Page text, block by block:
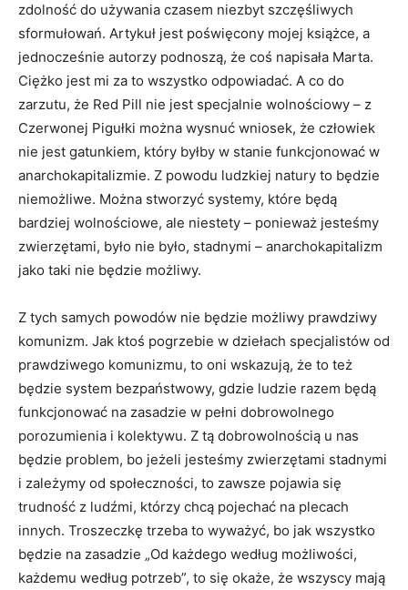
zdolność do używania czasem niezbyt szczęśliwych
sformułowań. Artykuł jest poświęcony mojej książce, a
jednocześnie autorzy podnoszą, że coś napisała Marta.
Ciężko jest mi za to wszystko odpowiadać. A co do
zarzutu, że Red Pill nie jest specjalnie wolnościowy – z
Czerwonej Pigułki można wysnuć wniosek, że człowiek
nie jest gatunkiem, który byłby w stanie funkcjonować w
anarchokapitalizmie. Z powodu ludzkiej natury to będzie
niemożliwe. Można stworzyć systemy, które będą
bardziej wolnościowe, ale niestety – ponieważ jesteśmy
zwierzętami, było nie było, stadnymi – anarchokapitalizm
jako taki nie będzie możliwy.
Z tych samych powodów nie będzie możliwy prawdziwy
komunizm. Jak ktoś pogrzebie w dziełach specjalistów od
prawdziwego komunizmu, to oni wskazują, że to też
będzie system bezpaństwowy, gdzie ludzie razem będą
funkcjonować na zasadzie w pełni dobrowolnego
porozumienia i kolektywu. Z tą dobrowolnością u nas
będzie problem, bo jeżeli jesteśmy zwierzętami stadnymi
i zależymy od społeczności, to zawsze pojawia się
trudność z ludźmi, którzy chcą pojechać na plecach
innych. Troszeczkę trzeba to wyważyć, bo jak wszystko
będzie na zasadzie „Od każdego według możliwości,
każdemu według potrzeb”, to się okaże, że wszyscy mają